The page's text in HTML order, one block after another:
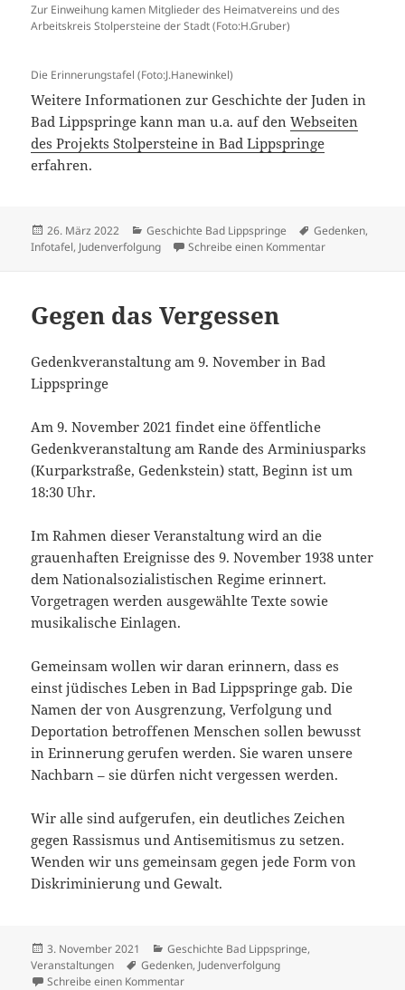
Zur Einweihung kamen Mitglieder des Heimatvereins und des
Arbeitskreis Stolpersteine der Stadt (Foto:H.Gruber)
Die Erinnerungstafel (Foto:J.Hanewinkel)
Weitere Informationen zur Geschichte der Juden in
Bad Lippspringe kann man u.a. auf denWebseiten
des Projekts Stolpersteine in Bad Lippspringe
erfahren.
Veröffentlicht
am
26. März 2022 Kategorien
Geschichte Bad Lippspringe Schlagwörter
Gedenken,
Infotafel, Judenverfolgung Schreibe einen Kommentarzu Neue
Gegen das Vergessen
Gedenkveranstaltung am 9. November in Bad
Lippspringe
Am 9. November 2021 findet eine öffentliche
Gedenkveranstaltung am Rande des Arminiusparks
(Kurparkstraße, Gedenkstein) statt, Beginn ist um
18:30 Uhr.
Im Rahmen dieser Veranstaltung wird an die
grauenhaften Ereignisse des 9. November 1938 unter
dem Nationalsozialistischen Regime erinnert.
Vorgetragen werden ausgewählte Texte sowie
musikalische Einlagen.
Gemeinsam wollen wir daran erinnern, dass es
einst jüdisches Leben in Bad Lippspringe gab. Die
Namen der von Ausgrenzung, Verfolgung und
Deportation betroffenen Menschen sollen bewusst
in Erinnerung gerufen werden. Sie waren unsere
Nachbarn – sie dürfen nicht vergessen werden.
Wir alle sind aufgerufen, ein deutliches Zeichen
gegen Rassismus und Antisemitismus zu setzen.
Wenden wir uns gemeinsam gegen jede Form von
Diskriminierung und Gewalt.
Veröffentlicht
am
3. November 2021 Kategorien
Geschichte Bad Lippspringe,
Veranstaltungen
Schlagwörter
Gedenken, Judenverfolgung
Schreibe einen Kommentarzu Gegen das Vergessen